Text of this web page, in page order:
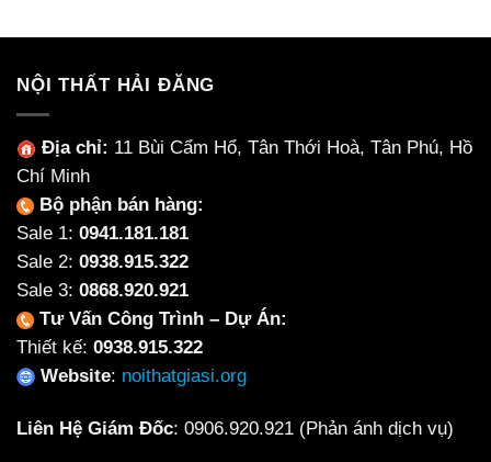
NỘI THẤT HẢI ĐĂNG
Địa chỉ: 11 Bùi Cẩm Hổ, Tân Thới Hoà, Tân Phú, Hồ
Chí Minh
Bộ phận bán hàng:
Sale 1: 0941.181.181
Sale 2: 0938.915.322
Sale 3: 0868.920.921
Tư Vấn Công Trình – Dự Án:
Thiết kế: 0938.915.322
Website: noithatgiasi.org
Liên Hệ Giám Đốc: 0906.920.921 (Phản ánh dịch vụ)